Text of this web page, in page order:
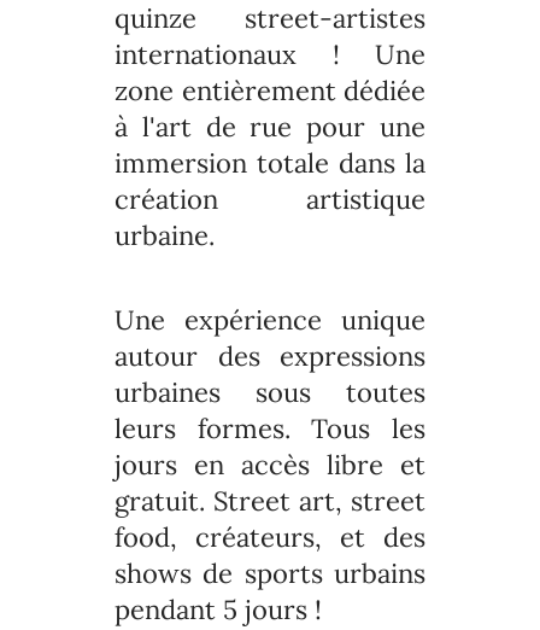
quinze street-artistes
internationaux ! Une
zone entièrement dédiée
à l'art de rue pour une
immersion totale dans la
création artistique
urbaine.
Une expérience unique
autour des expressions
urbaines sous toutes
leurs formes. Tous les
jours en accès libre et
gratuit. Street art, street
food, créateurs, et des
shows de sports urbains
pendant 5 jours !